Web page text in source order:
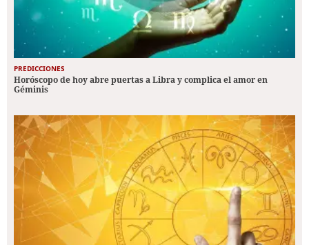
PREDICCIONES
Horóscopo de hoy abre puertas a Libra y complica el amor en
Géminis